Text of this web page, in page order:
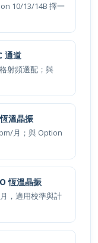
10/13/14B 擇一
通道
射頻選配；與
溫晶振
月；與 Option
恆溫晶振
，適用校準與計